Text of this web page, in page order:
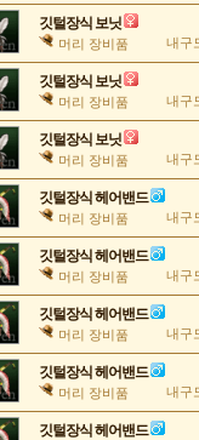
깃털장식 보닛
머리 장비품 내구
깃털장식 보닛
머리 장비품 내구
깃털장식 보닛
머리 장비품 내구
깃털장식 헤어밴드
머리 장비품 내구
깃털장식 헤어밴드
머리 장비품 내구
깃털장식 헤어밴드
머리 장비품 내구
깃털장식 헤어밴드
머리 장비품 내구
깃털장식 헤어밴드